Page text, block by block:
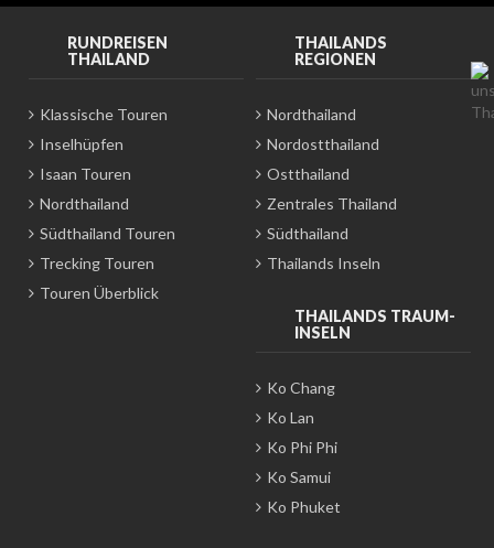
RUNDREISEN
THAILAND
Klassische Touren
Inselhüpfen
Isaan Touren
Nordthailand
Südthailand Touren
Trecking Touren
Touren Überblick
THAILANDS
REGIONEN
Nordthailand
Nordostthailand
Ostthailand
Zentrales Thailand
Südthailand
Thailands Inseln
THAILANDS TRAUM-
INSELN
Ko Chang
Ko Lan
Ko Phi Phi
Ko Samui
Ko Phuket